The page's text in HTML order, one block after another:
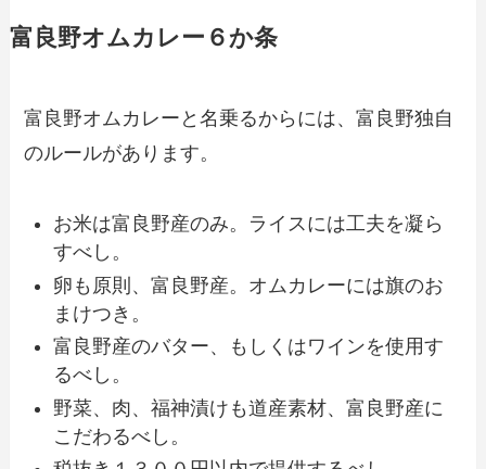
富良野オムカレー６か条
富良野オムカレーと名乗るからには、富良野独自
のルールがあります。
お米は富良野産のみ。ライスには工夫を凝ら
すべし。
卵も原則、富良野産。オムカレーには旗のお
まけつき。
富良野産のバター、もしくはワインを使用す
るべし。
野菜、肉、福神漬けも道産素材、富良野産に
こだわるべし。